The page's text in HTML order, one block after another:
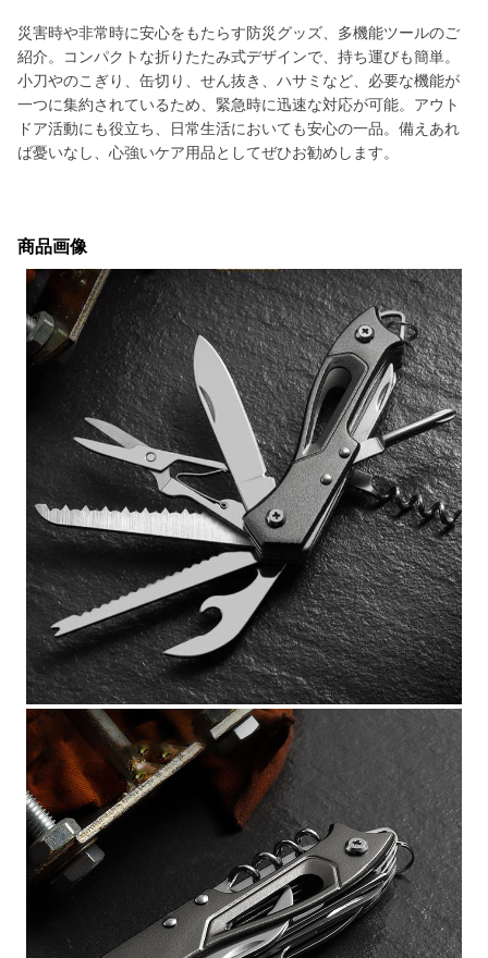
災害時や非常時に安心をもたらす防災グッズ、多機能ツールのご
紹介。コンパクトな折りたたみ式デザインで、持ち運びも簡単。
小刀やのこぎり、缶切り、せん抜き、ハサミなど、必要な機能が
一つに集約されているため、緊急時に迅速な対応が可能。アウト
ドア活動にも役立ち、日常生活においても安心の一品。備えあれ
ば憂いなし、心強いケア用品としてぜひお勧めします。
商品画像